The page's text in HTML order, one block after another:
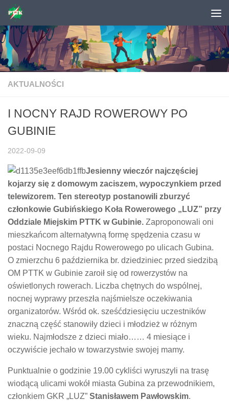
Skip to content
AKTUALNOŚCI
I NOCNY RAJD ROWEROWY PO
GUBINIE
2022-09-09
Jesienny wieczór najczęściej
kojarzy się z domowym zaciszem, wypoczynkiem przed
telewizorem. Ten stereotyp postanowili zburzyć
członkowie Gubińskiego Koła Rowerowego „LUZ” przy
Oddziale Miejskim PTTK w Gubinie. Zaproponowali oni
mieszkańcom alternatywną formę spędzenia czasu w
postaci Nocnego Rajdu Rowerowego po ulicach Gubina.
O zmierzchu 6 października br. dziedziniec przed siedzibą
OM PTTK w Gubinie zaroił się od rowerzystów na
oświetlonych rowerach. Liczba chętnych do wspólnej,
nocnej wyprawy przeszła najśmielsze oczekiwania
organizatorów. Wśród ok. sześćdziesięciu uczestników
znaczną część stanowiły dzieci i młodzież w różnym
wieku. Najmłodsze z dzieci miało…… 4 miesiące i
oczywiście jechało w towarzystwie swojej mamy.
Punktualnie o godzinie 19.00 cykliści wyruszyli na trasę
wiodącą ulicami wokół miasta Gubina za przewodnikiem,
członkiem GKR „LUZ” Stanisławem Pawłowskim.